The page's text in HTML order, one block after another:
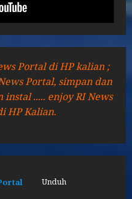
Portal di HP kalian ;
Portal, simpan dan
..... enjoy RI News
HP Kalian.
Unduh